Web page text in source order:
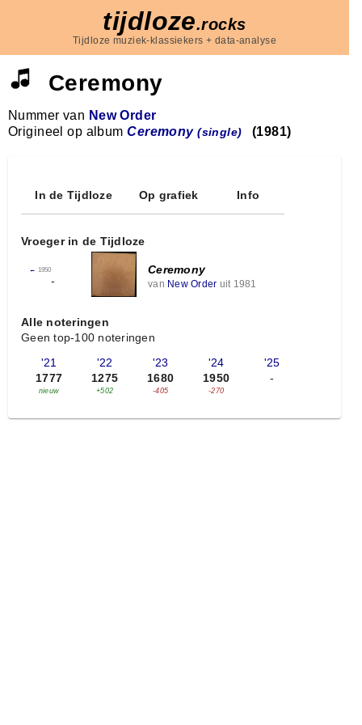
tijdloze.rocks
Tijdloze muziek-klassiekers + data-analyse
Ceremony
Nummer van New Order
Origineel op albumCeremony(single) (1981)
In de Tijdloze Op grafiek Info
Vroeger in de Tijdloze
← 1950
-
Ceremony
van New Order uit 1981
Alle noteringen
Geen top-100 noteringen
'21
1777
nieuw
'22
1275
+502
'23
1680
-405
'24
1950
-270
'25
-